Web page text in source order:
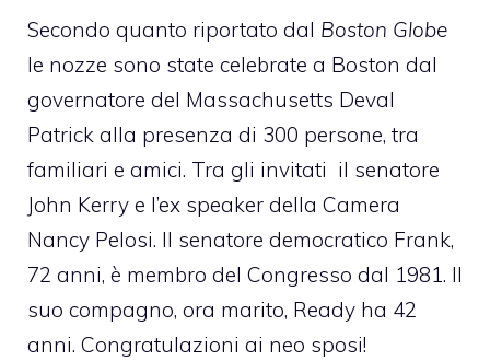
Secondo quanto riportato dal Boston Globe
le nozze sono state celebrate a Boston dal
governatore del Massachusetts Deval
Patrick alla presenza di 300 persone, tra
familiari e amici. Tra gli invitati il senatore
John Kerry e l’ex speaker della Camera
Nancy Pelosi. Il senatore democratico Frank,
72 anni, è membro del Congresso dal 1981. Il
suo compagno, ora marito, Ready ha 42
anni. Congratulazioni ai neo sposi!